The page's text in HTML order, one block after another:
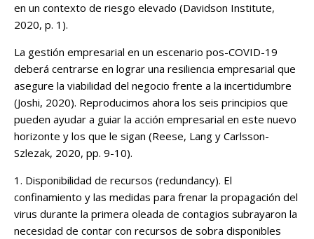
en un contexto de riesgo elevado (Davidson Institute,
2020, p. 1).
La gestión empresarial en un escenario pos-COVID-19
deberá centrarse en lograr una resiliencia empresarial que
asegure la viabilidad del negocio frente a la incertidumbre
(Joshi, 2020). Reproducimos ahora los seis principios que
pueden ayudar a guiar la acción empresarial en este nuevo
horizonte y los que le sigan (Reese, Lang y Carlsson-
Szlezak, 2020, pp. 9-10).
1. Disponibilidad de recursos (redundancy). El
confinamiento y las medidas para frenar la propagación del
virus durante la primera oleada de contagios subrayaron la
necesidad de contar con recursos de sobra disponibles